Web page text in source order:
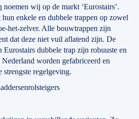
noemen wij op de markt ‘Eurostairs’.
enkele en dubbele trappen op zowel
het-zelver. Alle bouwtrappen zijn
dat deze niet vuil aflatend zijn. De
Eurostairs dubbele trap zijn robuuste en
worden gefabriceerd en
strengste regelgeving.